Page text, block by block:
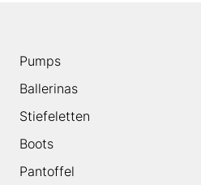
Pumps
Ballerinas
Stiefeletten
Boots
Pantoffel